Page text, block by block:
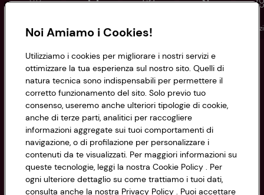
Conad Spesa online Assicurazioni
Informazioni
Privacy Policy
Cookie Policy
Impostazioni Cookie
Accessibilità
CONAD SOCIETÀ COOPERATIVA
Via Michelino, 59 | 40127 BOLOGNA
Codice Fiscale e Registro Imprese
di Bologna 00865960157
PARTITA IVA 03320960374
Noi Amiamo i Cookies!
Utilizziamo i cookies per migliorare i nostri servizi e
ottimizzare la tua esperienza sul nostro sito. Quelli di
natura tecnica sono indispensabili per permettere il
corretto funzionamento del sito. Solo previo tuo
consenso, useremo anche ulteriori tipologie di cookie,
anche di terze parti, analitici per raccogliere
informazioni aggregate sui tuoi comportamenti di
navigazione, o di profilazione per personalizzare i
contenuti da te visualizzati. Per maggiori informazioni su
queste tecnologie, leggi la nostra Cookie Policy . Per
ogni ulteriore dettaglio su come trattiamo i tuoi dati,
consulta anche la nostra Privacy Policy . Puoi accettare